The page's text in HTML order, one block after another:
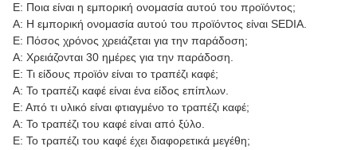
Ε: Ποια είναι η εμπορική ονομασία αυτού του προϊόντος;
Α: Η εμπορική ονομασία αυτού του προϊόντος είναι SEDIA.
Ε: Πόσος χρόνος χρειάζεται για την παράδοση;
Α: Χρειάζονται 30 ημέρες για την παράδοση.
Ε: Τι είδους προϊόν είναι το τραπέζι καφέ;
Α: Το τραπέζι καφέ είναι ένα είδος επίπλων.
Ε: Από τι υλικό είναι φτιαγμένο το τραπέζι καφέ;
Α: Το τραπέζι του καφέ είναι από ξύλο.
Ε: Το τραπέζι του καφέ έχει διαφορετικά μεγέθη;